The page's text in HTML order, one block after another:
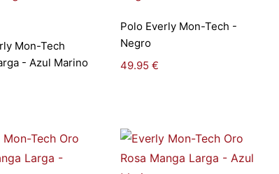
opciones
Mon-Tech
- Azul Marino
Polo Everly Mon-Tech -
Negro
49.95 €